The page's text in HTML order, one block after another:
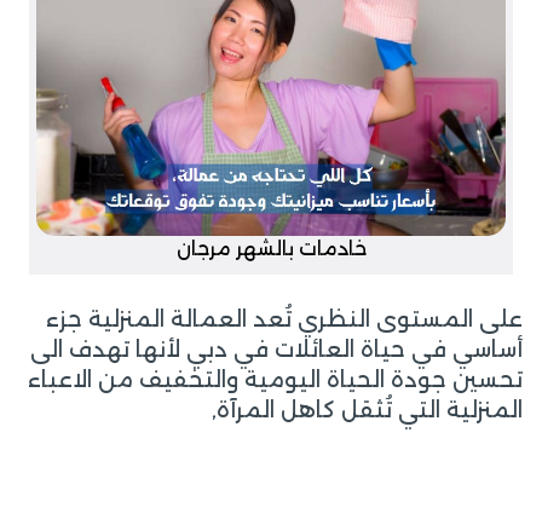
خادمات بالشهر مرجان
على المستوى النظري تُعد العمالة المنزلية جزء
أساسي في حياة العائلات في دبي لأنها تهدف الى
تحسين جودة الحياة اليومية والتخفيف من الاعباء
المنزلية التي تُثقل كاهل المرآة,